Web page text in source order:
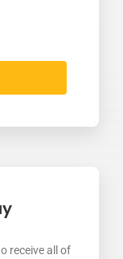
receive all of